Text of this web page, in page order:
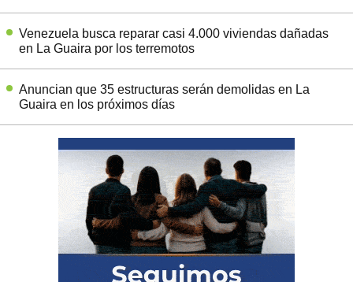
Venezuela busca reparar casi 4.000 viviendas dañadas
en La Guaira por los terremotos
Anuncian que 35 estructuras serán demolidas en La
Guaira en los próximos días